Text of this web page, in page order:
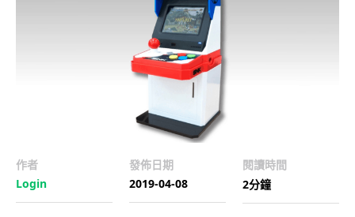
作者
Login
發佈日期
2019-04-08
閱讀時間
2分鐘